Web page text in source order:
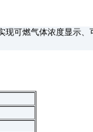
可燃气体浓度显示、